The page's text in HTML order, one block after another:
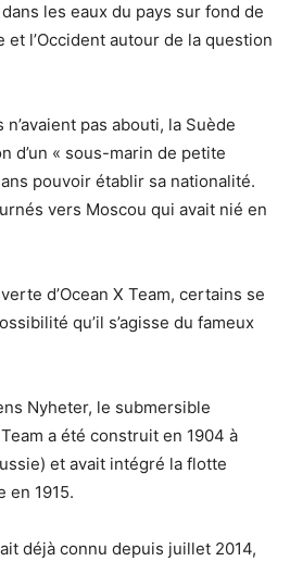
les eaux du pays sur fond de
l’Occident autour de la question
pas abouti, la Suède
d’un « sous-marin de petite
pouvoir établir sa nationalité.
vers Moscou qui avait nié en
d’Ocean X Team, certains se
qu’il s’agisse du fameux
Nyheter, le submersible
a été construit en 1904 à
et avait intégré la flotte
en 1915.
déjà connu depuis juillet 2014,